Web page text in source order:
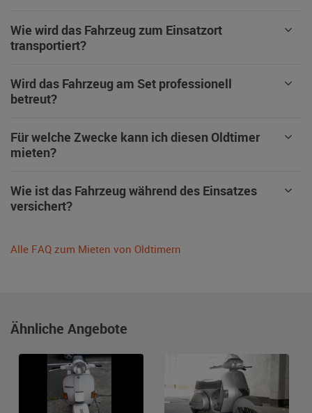
Wie wird das Fahrzeug zum Einsatzort
transportiert?
Wird das Fahrzeug am Set professionell
betreut?
Für welche Zwecke kann ich diesen Oldtimer
mieten?
Wie ist das Fahrzeug während des Einsatzes
versichert?
Alle FAQ zum Mieten von Oldtimern
Ähnliche Angebote